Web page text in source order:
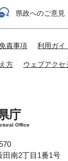
県政へのご意見
責事項 利用ガイ
方 ウェブアクセ
庁
Office
田南2丁目1番1号